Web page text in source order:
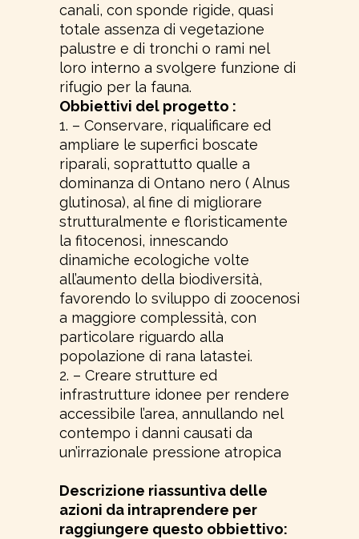
canali, con sponde rigide, quasi
totale assenza di vegetazione
palustre e di tronchi o rami nel
loro interno a svolgere funzione di
rifugio per la fauna.
Obbiettivi del progetto :
1. – Conservare, riqualificare ed
ampliare le superfici boscate
riparali, soprattutto qualle a
dominanza di Ontano nero ( Alnus
glutinosa), al fine di migliorare
strutturalmente e floristicamente
la fitocenosi, innescando
dinamiche ecologiche volte
all’aumento della biodiversità,
favorendo lo sviluppo di zoocenosi
a maggiore complessità, con
particolare riguardo alla
popolazione di rana latastei.
2. – Creare strutture ed
infrastrutture idonee per rendere
accessibile l’area, annullando nel
contempo i danni causati da
un’irrazionale pressione atropica
Descrizione riassuntiva delle
azioni da intraprendere per
raggiungere questo obbiettivo: